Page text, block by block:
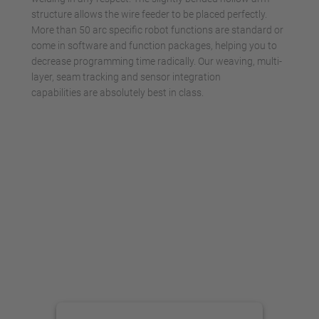
Management Platform
structure allows the wire feeder to be placed perfectly.
More than 50 arc specific robot functions are standard or
come in software and function packages, helping you to
decrease programming time radically. Our weaving, multi-
layer, seam tracking and sensor integration
capabilities are absolutely best in class.